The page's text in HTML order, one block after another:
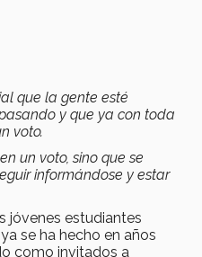
que la gente esté
y que ya con toda
voto.
un voto, sino que se
informándose y estar
jóvenes estudiantes
se ha hecho en años
como invitados a